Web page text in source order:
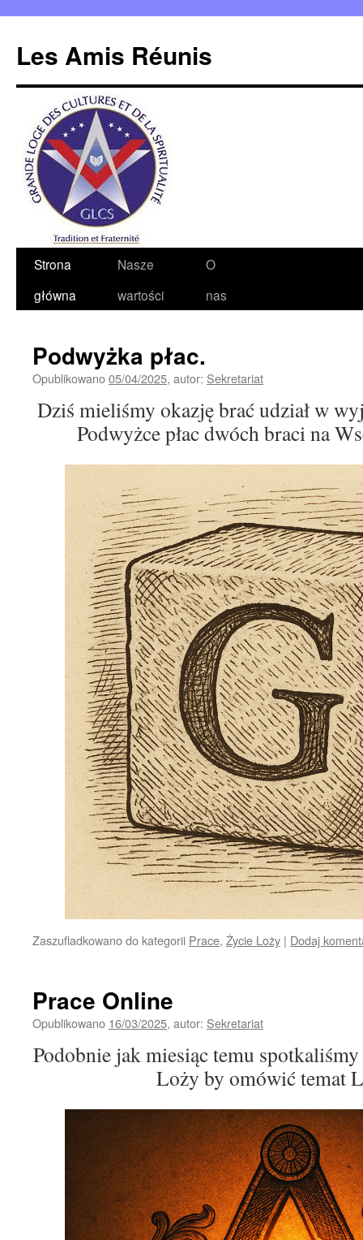
Les Amis Réunis
Przejdź
do
Strona
główna
Nasze
wartości
O
nas
Podwyżka płac.
Opublikowano05/04/2025, autor: Sekretariat
Dziś mieliśmy okazję brać udział w
Podwyżce płac dwóch braci na
Zaszufladkowano do kategorii Prace, Życie Loży | Dodaj
Prace Online
Opublikowano 16/03/2025, autor: Sekretariat
Podobnie jak miesiąc temu
Loży by omówić temat